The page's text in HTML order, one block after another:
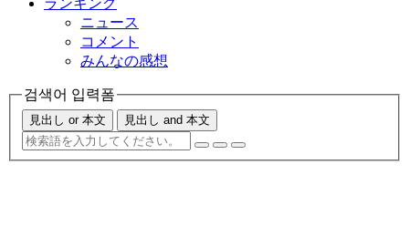
ニュース
コメント
みんなの感想
검색어 입력폼
見出し or 本文 見出し and 本文